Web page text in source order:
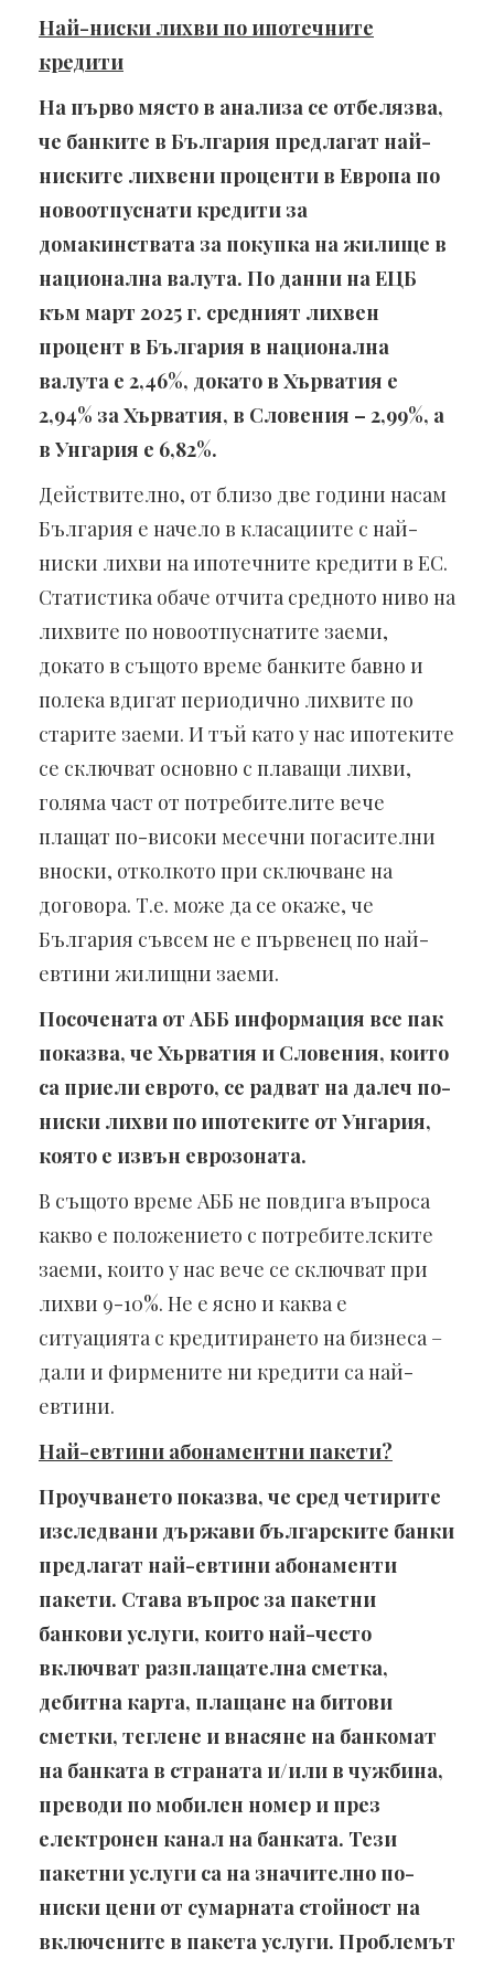
Най-ниски лихви по ипотечните
кредити
На първо място в анализа се отбелязва,
че банките в България предлагат най-
ниските лихвени проценти в Европа по
новоотпуснати кредити за
домакинствата за покупка на жилище в
национална валута. По данни на ЕЦБ
към март 2025 г. средният лихвен
процент в България в национална
валута е 2,46%, докато в Хърватия е
2,94% за Хърватия, в Словения – 2,99%, а
в Унгария е 6,82%.
Действително, от близо две години насам
България е начело в класациите с най-
ниски лихви на ипотечните кредити в ЕС.
Статистика обаче отчита средното ниво на
лихвите по новоотпуснатите заеми,
докато в същото време банките бавно и
полека вдигат периодично лихвите по
старите заеми. И тъй като у нас ипотеките
се сключват основно с плаващи лихви,
голяма част от потребителите вече
плащат по-високи месечни погасителни
вноски, отколкото при сключване на
договора. Т.е. може да се окаже, че
България съвсем не е първенец по най-
евтини жилищни заеми.
Посочената от АББ информация все пак
показва, че Хърватия и Словения, които
са приели еврото, се радват на далеч по-
ниски лихви по ипотеките от Унгария,
която е извън еврозоната.
В същото време АББ не повдига въпроса
какво е положението с потребителските
заеми, които у нас вече се сключват при
лихви 9-10%. Не е ясно и каква е
ситуацията с кредитирането на бизнеса –
дали и фирмените ни кредити са най-
евтини.
Най-евтини абонаментни пакети?
Проучването показва, че сред четирите
изследвани държави българските банки
предлагат най-евтини абонаменти
пакети. Става въпрос за пакетни
банкови услуги, които най-често
включват разплащателна сметка,
дебитна карта, плащане на битови
сметки, теглене и внасяне на банкомат
на банката в страната и/или в чужбина,
преводи по мобилен номер и през
електронен канал на банката. Тези
пакетни услуги са на значително по-
ниски цени от сумарната стойност на
включените в пакета услуги. Проблемът